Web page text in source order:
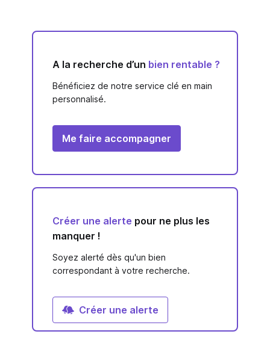
A la recherche d’un bien rentable ?
Bénéficiez de notre service clé en main
personnalisé.
Me faire accompagner
Créer une alerte pour ne plus les
manquer !
Soyez alerté dès qu'un bien
correspondant à votre recherche.
Créer une alerte